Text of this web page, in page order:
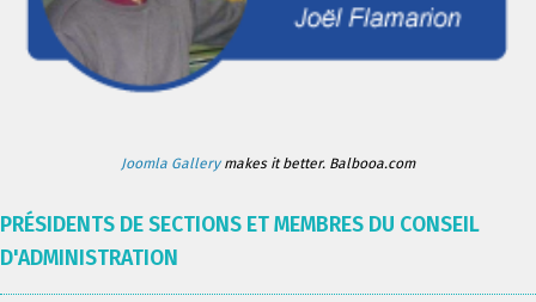
Joomla Gallerymakes it better. Balbooa.com
PRÉSIDENTS DE SECTIONS ET MEMBRES DU CONSEIL
D'ADMINISTRATION